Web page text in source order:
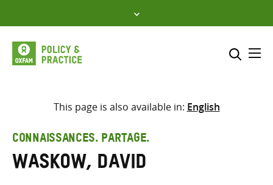
to
content
Sélectionner l’emplacement
Saisir
les
termes
This page is also available in: English
CONNAISSANCES. PARTAGE.
Waskow, David